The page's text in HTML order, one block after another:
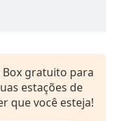
Box gratuito para
estações de
que você esteja!